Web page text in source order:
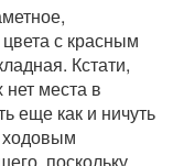
с красным
Кстати,
места в
еще как и ничуть
поскольку